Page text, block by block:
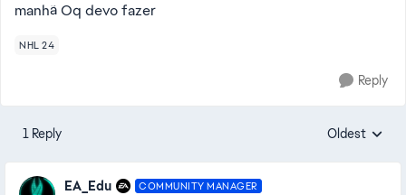
manhã Oq devo fazer
NHL 24
Reply
1 Reply Replies
Oldest
EA_Edu COMMUNITY MANAGER